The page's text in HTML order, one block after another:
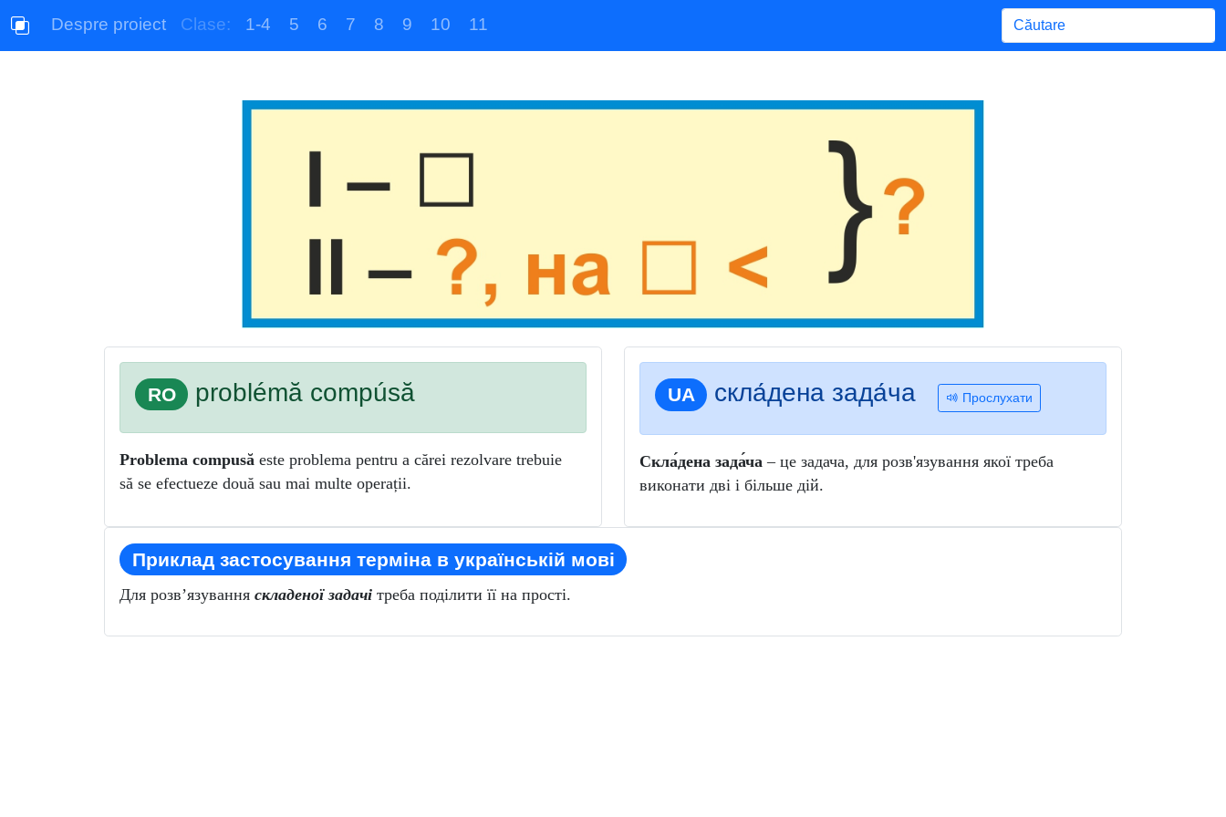
Despre proiect Clase: 1-4 5 6 7 8 9 10 11
Begin typing for results.
RO problémă compúsă
Problema compusă este problema pentru a cărei rezolvare trebuie
să se efectueze două sau mai multe operații.
UA скла́дена зада́ча Прослухати
Скла́дена зада́ча – це задача, для розв'язування якої треба
виконати дві і більше дій.
Приклад застосування терміна в українській мові
Для розв’язування складеної задачі треба поділити її на прості.